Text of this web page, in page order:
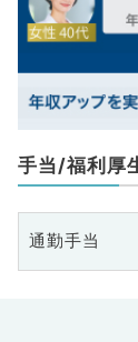
手当/福利厚
通勤手当